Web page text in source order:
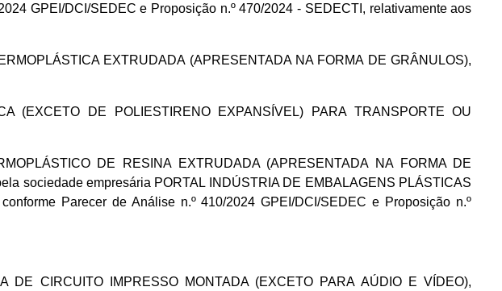
GPEI/DCI/SEDEC e Proposição n.º 470/2024 - SEDECTI, relativamente aos
EXTRUDADA (APRESENTADA NA FORMA DE GRÂNULOS),
(EXCETO DE POLIESTIRENO EXPANSÍVEL) PARA TRANSPORTE OU
DE RESINA EXTRUDADA (APRESENTADA NA FORMA DE
sociedade empresária PORTAL INDÚSTRIA DE EMBALAGENS PLÁSTICAS
Parecer de Análise n.º 410/2024 GPEI/DCI/SEDEC e Proposição n.º
CIRCUITO IMPRESSO MONTADA (EXCETO PARA AÚDIO E VÍDEO),